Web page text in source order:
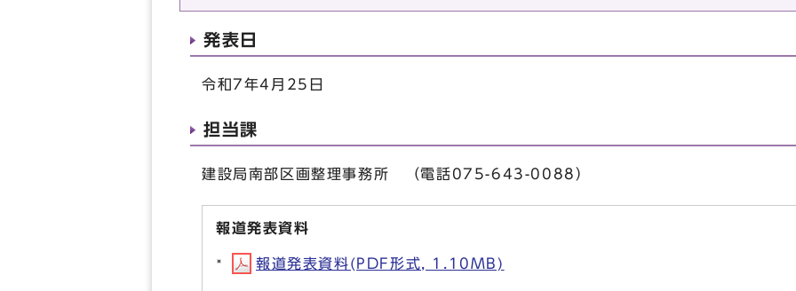
発表日
令和7年4月25日
担当課
建設局南部区画整理事務所 （電話075-643-0088）
報道発表資料
報道発表資料(PDF形式, 1.10MB)